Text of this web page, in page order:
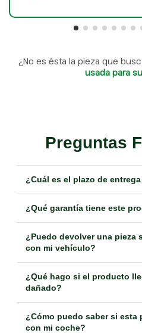
¿No es ésta la pieza que
usada para
Preguntas
¿Cuál es el plazo de
¿Qué garantía tiene este
¿Puedo devolver una pieza
con mi vehículo?
¿Qué hago si el producto
dañado?
¿Cómo puedo saber si esta
con mi coche?